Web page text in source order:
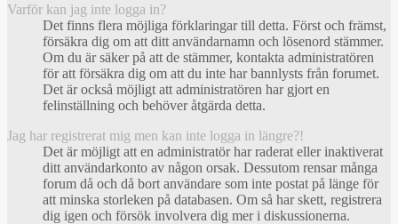
Varför kan jag inte logga in?
Det finns flera möjliga förklaringar till detta. Först och främst,
försäkra dig om att ditt användarnamn och lösenord stämmer.
Om du är säker på att de stämmer, kontakta administratören
för att försäkra dig om att du inte har bannlysts från forumet.
Det är också möjligt att administratören har gjort en
felinställning och behöver åtgärda detta.
Jag har registrerat mig men kan inte logga in längre?!
Det är möjligt att en administratör har raderat eller inaktiverat
ditt användarkonto av någon orsak. Dessutom rensar många
forum då och då bort användare som inte postat på länge för
att minska storleken på databasen. Om så har skett, registrera
dig igen och försök involvera dig mer i diskussionerna.